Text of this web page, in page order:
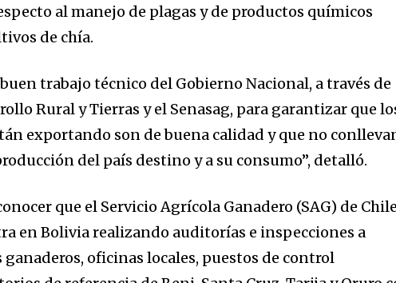
al manejo de plagas y de productos químicos
de chía.
trabajo técnico del Gobierno Nacional, a través de
Rural y Tierras y el Senasag, para garantizar que
exportando son de buena calidad y que no
del país destino y a su consumo”, detalló.
que el Servicio Agrícola Ganadero (SAG) de Chile
en Bolivia realizando auditorías e inspecciones a
oficinas locales, puestos de control